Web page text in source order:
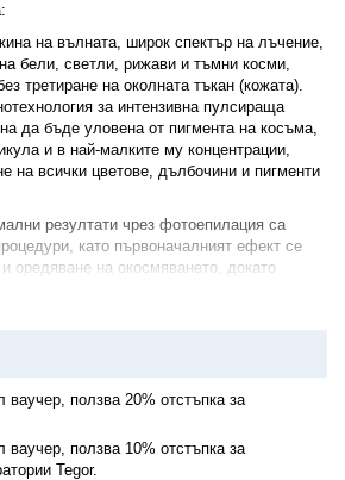
на вълната, широк спектър на лъчение,
бели, светли, рижави и тъмни косми,
третиране на околната тъкан (кожата).
за интензивна пулсираща
да бъде уловена от пигмента на косъма,
и в най-малките му концентрации,
на всички цветове, дълбочини и пигменти
резултати чрез фотоепилация са
като първоначалният ефект се
оредяване на окосмяването, докато
участъци.
на третиране всички косми да са на
Гарантирани резултати и
ваучер, ползва 20% отстъпка за
ваучер, ползва 10% отстъпка за
Tegor.